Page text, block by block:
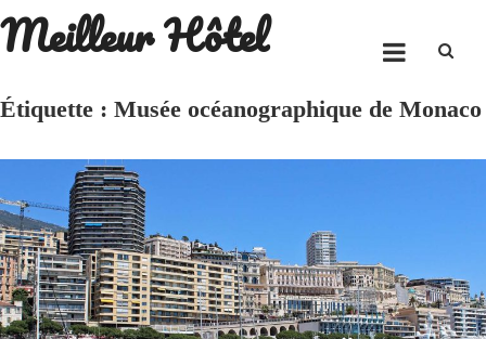
Skip
to
Meilleur Hôtel
Étiquette : Musée océanographique de Monaco